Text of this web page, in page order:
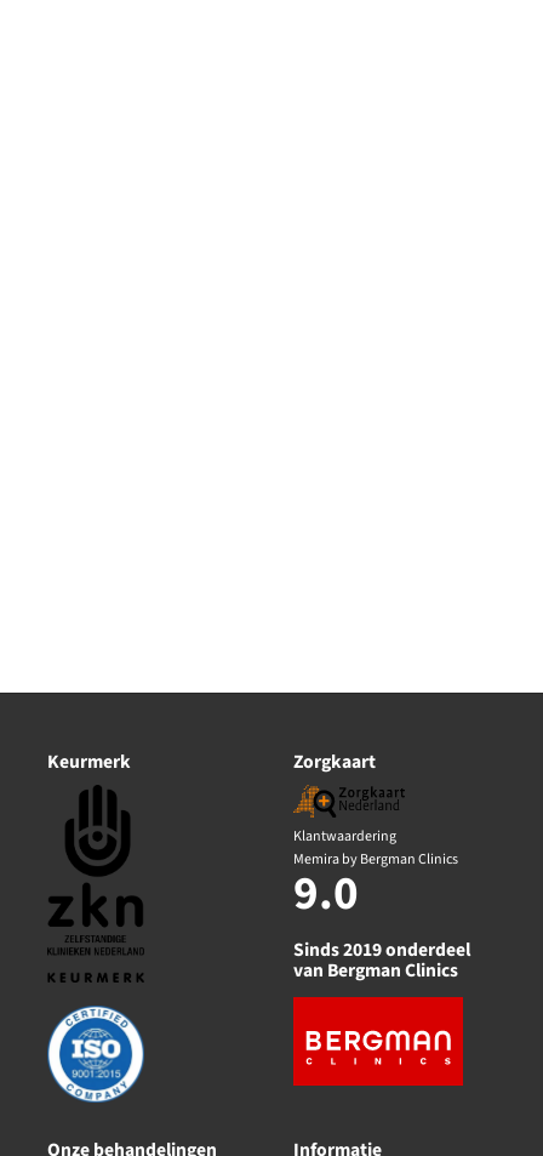
Keurmerk Zorgkaart
Klantwaardering
Memira by Bergman Clinics
9.0
Sinds 2019 onderdeel
van Bergman Clinics
Onze behandelingen Informatie